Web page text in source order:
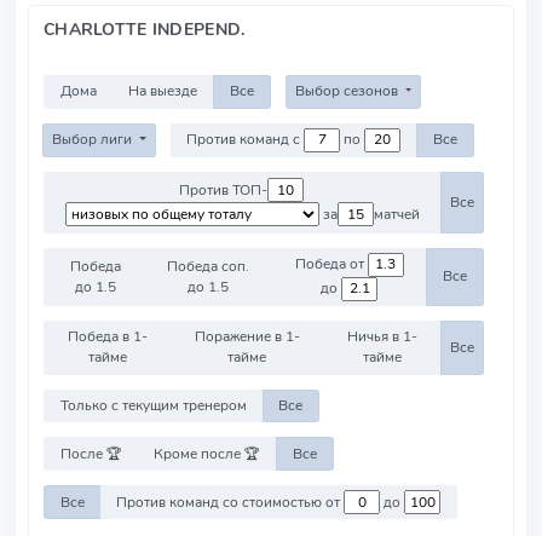
CHARLOTTE INDEPEND.
Дома На выезде Все Выбор сезонов
Выбор лиги Против команд с по Все
Против ТОП-
за
матчей
Все
Победа
до 1.5
Победа соп.
до 1.5
Победа от
до
Все
Победа в 1-
тайме
Поражение в 1-
тайме
Ничья в 1-
тайме
Все
Только с текущим тренером Все
После 🏆 Кроме после 🏆 Все
Все Против команд со стоимостью от до